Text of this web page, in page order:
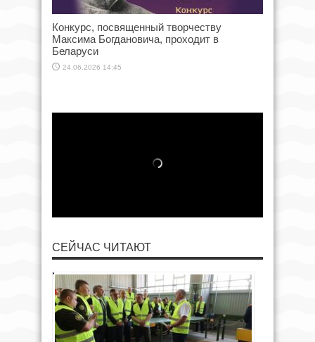
Конкурс, посвященный творчеству
Максима Богдановича, проходит в
Беларуси
24.06.2026 14:45
СЕЙЧАС ЧИТАЮТ